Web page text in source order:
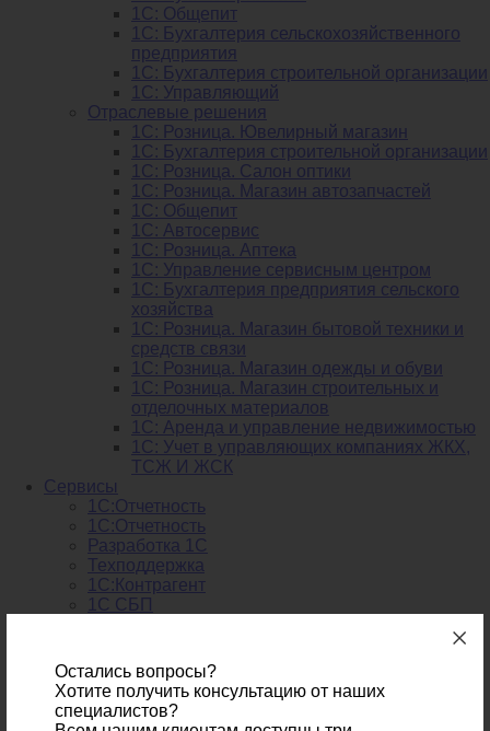
1С: Общепит
1С: Бухгалтерия сельскохозяйст­венного
предприятия
1С: Бухгалтерия строительной организации
1С: Управляющий
Отраслевые решения
1С: Розница. Ювелирный магазин
1С: Бухгалтерия строительной организации
1С: Розница. Салон оптики
1С: Розница. Магазин автозапчастей
1C: Общепит
1С: Автосервис
1С: Розница. Аптека
1С: Управление сервисным центром
1С: Бухгалтерия предприятия сельского
хозяйства
1С: Розница. Магазин бытовой техники и
средств связи
1С: Розница. Магазин одежды и обуви
1С: Розница. Магазин строительных и
отделочных материалов
1С: Аренда и управление недвижимостью
1C: Учет в управляющих компаниях ЖКХ,
ТСЖ И ЖСК
Сервисы
1С:Отчетность
1С:Отчетность
Разработка 1С
Техподдержка
1С:Контрагент
1С СБП
Распознавание первички
Внедрение Битрикс 24
Консультанты 1С
21996
Остались вопросы?
Хотите получить консультацию от наших
специалистов?